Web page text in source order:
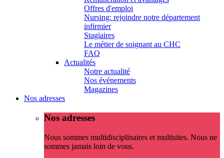
Offres d'emploi
Nursing: rejoindre notre département
infirmier
Stagiaires
Le métier de soignant au CHC
FAQ
Actualités
Notre actualité
Nos événements
Magazines
Nos adresses
Nos adresses
Nous sommes multidisciplinaires et multisites. Nous ne
sommes jamais loin de vous.